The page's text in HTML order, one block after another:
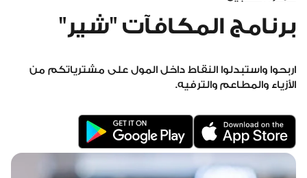
برنامج المكافآت "شير"
اربحوا واستبدلوا النقاط داخل المول على مشترياتكم من
الأزياء والمطاعم والترفيه.